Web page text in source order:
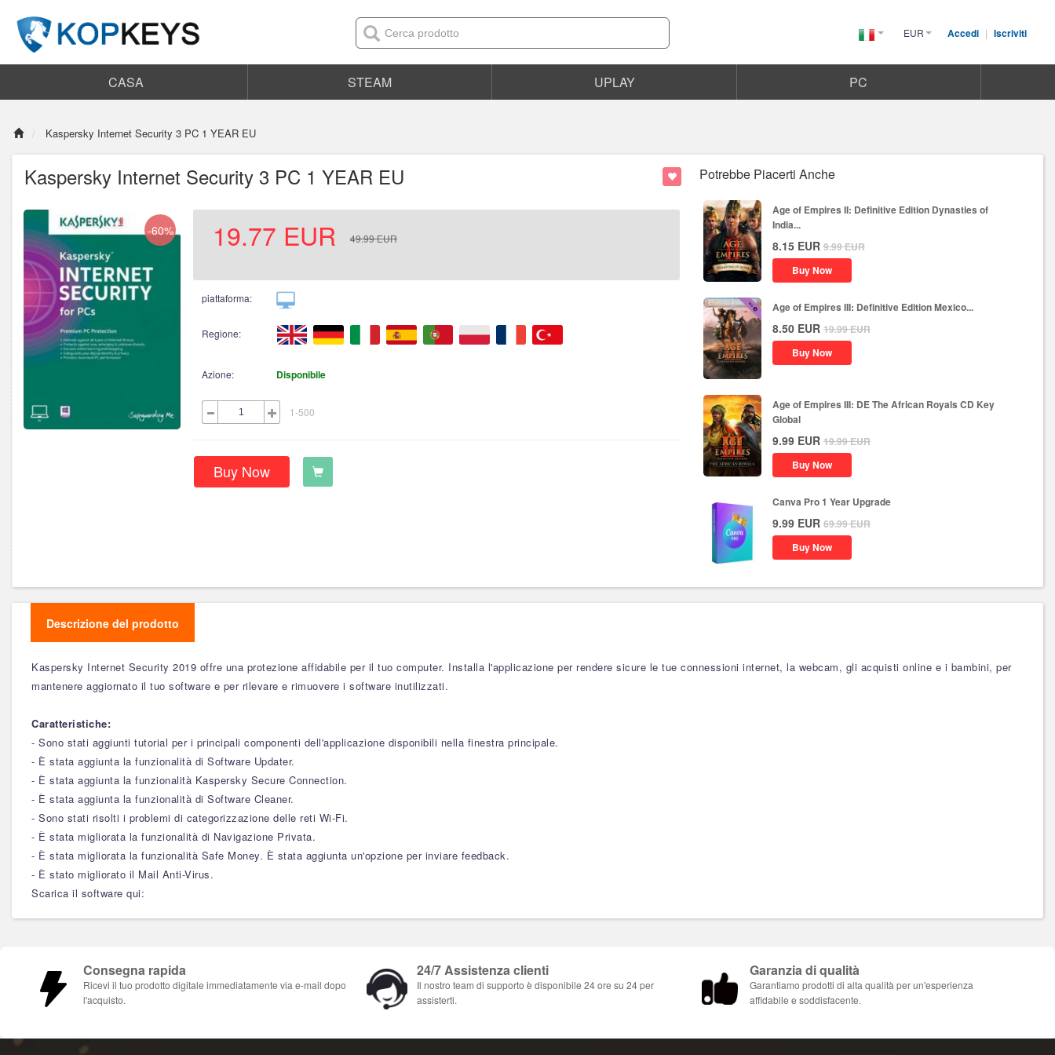
Italy(Italiano)
EUR Accedi | Iscriviti
CASA STEAM UPLAY PC
Kaspersky Internet Security 3 PC 1 YEAR EU
Kaspersky Internet Security 3 PC 1 YEAR EU
-60% 19.77 EUR 49.99EUR
piattaforma:
Regione:
Azione: Disponibile
1-500
Buy Now
Potrebbe Piacerti Anche
Age of Empires II: Definitive Edition Dynasties of
India...
8.15 EUR 9.99EUR
Buy Now
Age of Empires III: Definitive Edition Mexico...
8.50 EUR 19.99EUR
Buy Now
Age of Empires III: DE The African Royals CD Key
Global
9.99 EUR 19.99EUR
Buy Now
Canva Pro 1 Year Upgrade
9.99 EUR 69.99EUR
Buy Now
Descrizione del prodotto
Kaspersky Internet Security 2019 offre una protezione affidabile per il tuo computer. Installa l'applicazione per rendere sicure le tue connessioni internet, la webcam, gli acquisti online e i bambini, per
mantenere aggiornato il tuo software e per rilevare e rimuovere i software inutilizzati.
Caratteristiche:
- Sono stati aggiunti tutorial per i principali componenti dell'applicazione disponibili nella finestra principale.
- È stata aggiunta la funzionalità di Software Updater.
- È stata aggiunta la funzionalità Kaspersky Secure Connection.
- È stata aggiunta la funzionalità di Software Cleaner.
- Sono stati risolti i problemi di categorizzazione delle reti Wi-Fi.
- È stata migliorata la funzionalità di Navigazione Privata.
- È stata migliorata la funzionalità Safe Money. È stata aggiunta un'opzione per inviare feedback.
- È stato migliorato il Mail Anti-Virus.
Scarica il software qui:
Consegna rapida
Ricevi il tuo prodotto digitale immediatamente via e-mail dopo
l'acquisto.
24/7 Assistenza clienti
Il nostro team di supporto è disponibile 24 ore su 24 per
assisterti.
Garanzia di qualità
Garantiamo prodotti di alta qualità per un'esperienza
affidabile e soddisfacente.